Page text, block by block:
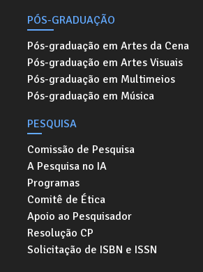
PÓS-GRADUAÇÃO
Pós-graduação em Artes da Cena
Pós-graduação em Artes Visuais
Pós-graduação em Multimeios
Pós-graduação em Música
PESQUISA
Comissão de Pesquisa
A Pesquisa no IA
Programas
Comitê de Ética
Apoio ao Pesquisador
Resolução CP
Solicitação de ISBN e ISSN